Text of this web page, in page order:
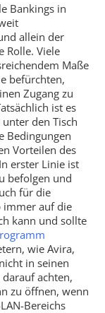
Bankings in
allein der
Rolle. Viele
Maße
befürchten,
Zugang zu
ist es
den Tisch
Bedingungen
Vorteilen des
erster Linie ist
befolgen und
für die
immer auf die
kann und sollte
wie Avira,
in seinen
achten,
zu öffnen, wenn
Bereichs